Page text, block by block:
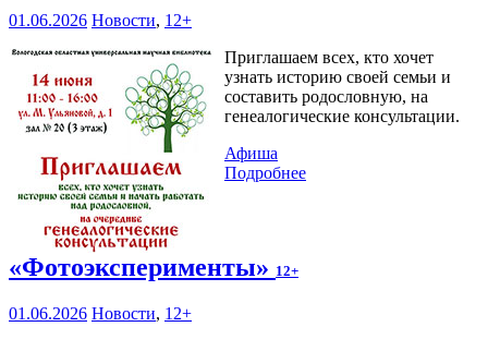
01.06.2026 Новости, 12+
Приглашаем всех, кто хочет
узнать историю своей семьи и
составить родословную, на
генеалогические консультации.
Афиша
Подробнее
«Фотоэксперименты» 12+
01.06.2026 Новости, 12+